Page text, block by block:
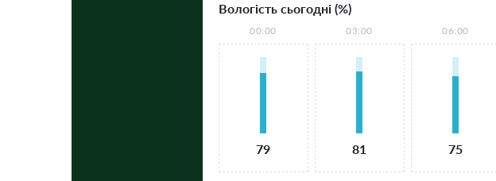
Вологість сьогодні (%)
00:00
79
03:00
81
06:00
75